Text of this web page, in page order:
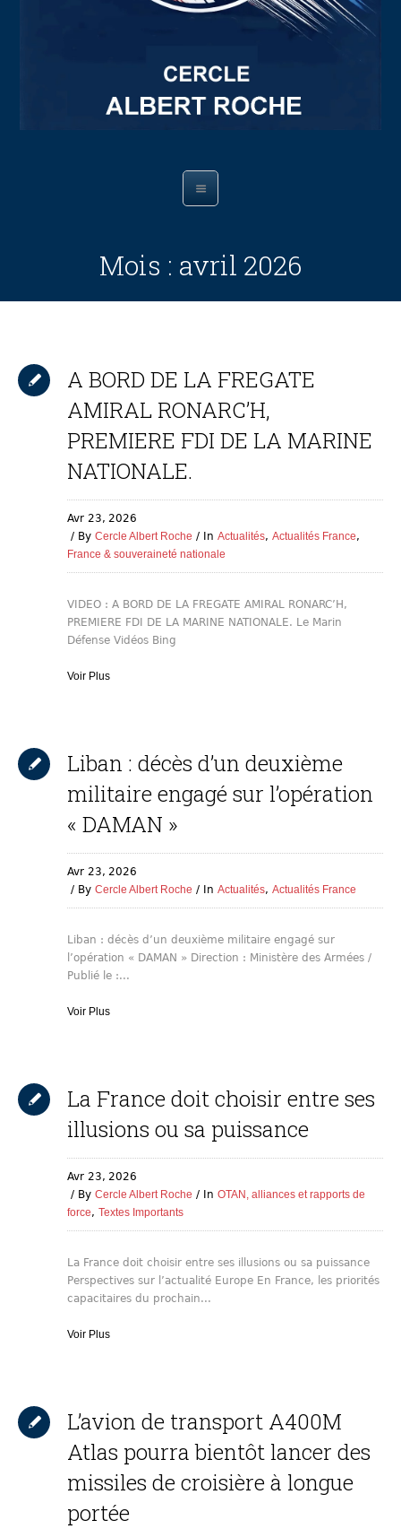
Mois : avril 2026
A BORD DE LA FREGATE
AMIRAL RONARC’H,
PREMIERE FDI DE LA MARINE
NATIONALE.
Avr 23, 2026
By Cercle Albert Roche In Actualités, Actualités France,
France & souveraineté nationale
VIDEO : A BORD DE LA FREGATE AMIRAL RONARC’H,
PREMIERE FDI DE LA MARINE NATIONALE. Le Marin
Défense Vidéos Bing
Voir Plus
Liban : décès d’un deuxième
militaire engagé sur l’opération
« DAMAN »
Avr 23, 2026
By Cercle Albert Roche In Actualités, Actualités France
Liban : décès d’un deuxième militaire engagé sur
l’opération « DAMAN » Direction : Ministère des Armées /
Publié le :...
Voir Plus
La France doit choisir entre ses
illusions ou sa puissance
Avr 23, 2026
By Cercle Albert Roche In OTAN, alliances et rapports de
force, Textes Importants
La France doit choisir entre ses illusions ou sa puissance
Perspectives sur l’actualité Europe En France, les priorités
capacitaires du prochain...
Voir Plus
L’avion de transport A400M
Atlas pourra bientôt lancer des
missiles de croisière à longue
portée